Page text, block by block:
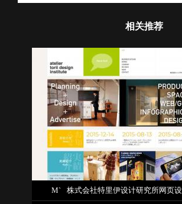
相关推荐
M` 株式会社特里伊设计研究所网页